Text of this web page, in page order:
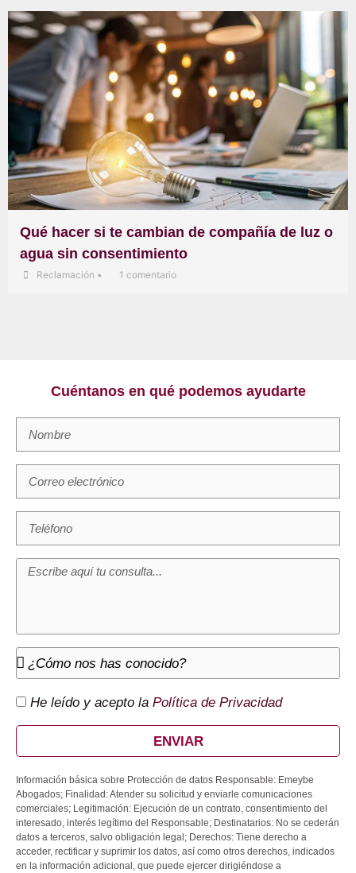
Qué hacer si te cambian de compañía de luz o
agua sin consentimiento
Reclamación • 1 comentario
Cuéntanos en qué podemos ayudarte
He leído y acepto la Política de Privacidad
ENVIAR
Información básica sobre Protección de datos Responsable: Emeybe
Abogados; Finalidad: Atender su solicitud y enviarle comunicaciones
comerciales; Legitimación: Ejecución de un contrato, consentimiento del
interesado, interés legítimo del Responsable; Destinatarios: No se cederán
datos a terceros, salvo obligación legal; Derechos: Tiene derecho a
acceder, rectificar y suprimir los datos, así como otros derechos, indicados
en la información adicional, que puede ejercer dirigiéndose a